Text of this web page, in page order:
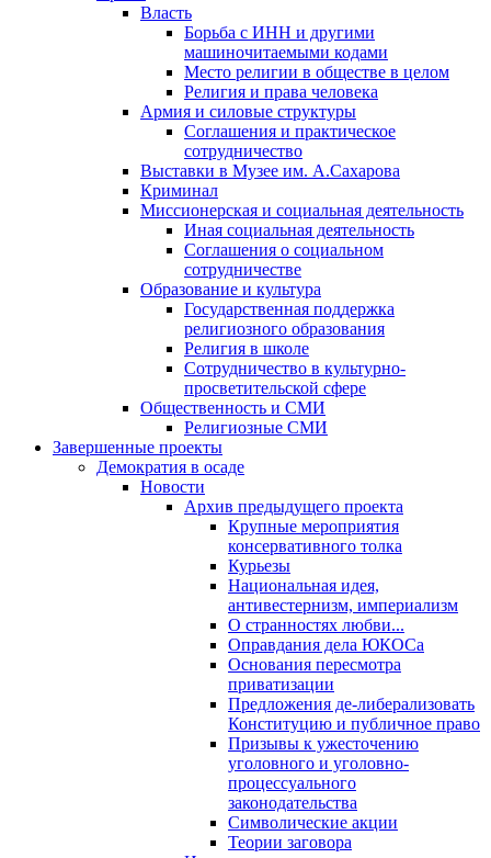
Власть
Борьба с ИНН и другими
машиночитаемыми кодами
Место религии в обществе в целом
Религия и права человека
Армия и силовые структуры
Соглашения и практическое
сотрудничество
Выставки в Музее им. А.Сахарова
Криминал
Миссионерская и социальная деятельность
Иная социальная деятельность
Соглашения о социальном
сотрудничестве
Образование и культура
Государственная поддержка
религиозного образования
Религия в школе
Сотрудничество в культурно-
просветительской сфере
Общественность и СМИ
Религиозные СМИ
Завершенные проекты
Демократия в осаде
Новости
Архив предыдущего проекта
Крупные мероприятия
консервативного толка
Курьезы
Национальная идея,
антивестернизм, империализм
О странностях любви...
Оправдания дела ЮКОСа
Основания пересмотра
приватизации
Предложения де-либерализовать
Конституцию и публичное право
Призывы к ужесточению
уголовного и уголовно-
процессуального
законодательства
Символические акции
Теории заговора